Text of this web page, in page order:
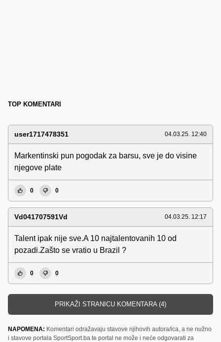
TOP KOMENTARI
user1717478351 04.03.25. 12:40
Markentinski pun pogodak za barsu, sve je do visine
njegove plate
0 0
Vd041707591Vd 04.03.25. 12:17
Talent ipak nije sve.A 10 najtalentovanih 10 od
pozadi.Zašto se vratio u Brazil ?
0 0
PRIKAŽI STRANICU KOMENTARA (4)
NAPOMENA: Komentari odražavaju stavove njihovih autora/ica, a ne nužno
i stavove portala SportSport.ba te portal ne može i neće odgovarati za